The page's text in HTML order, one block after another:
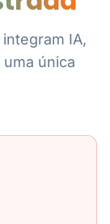
IA,
única